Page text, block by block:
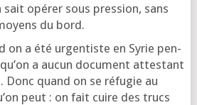
sait opé­rer sous pres­sion, sans
du bord.
on a été urgen­tiste en Syrie pen­
a aucun docu­ment attes­tant
Donc quand on se réfu­gie au
peut : on fait cuire des trucs